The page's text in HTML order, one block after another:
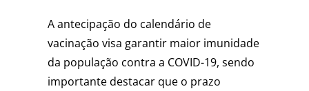
A antecipação do calendário de
vacinação visa garantir maior imunidade
da população contra a COVID-19, sendo
importante destacar que o prazo